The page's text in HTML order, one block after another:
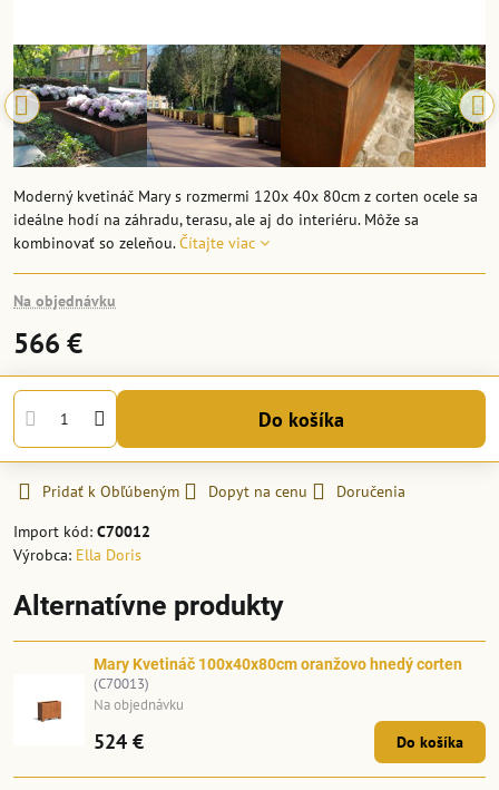
Moderný kvetináč Mary s rozmermi 120x 40x 80cm z corten ocele sa
ideálne hodí na záhradu, terasu, ale aj do interiéru. Môže sa
kombinovať so zeleňou.Čítajte viac
Na objednávku
566 €
Do košíka
Pridať k Obľúbeným Dopyt na cenu
Doručenia
Import kód: C70012
Výrobca: Ella Doris
Alternatívne produkty
Mary Kvetináč 100x40x80cm oranžovo hnedý corten
(C70013)
Na objednávku
524 € Do košíka